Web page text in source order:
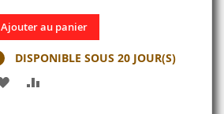
Ajouter au panier
DISPONIBLE SOUS 20 JOUR(S)
AJOUTER